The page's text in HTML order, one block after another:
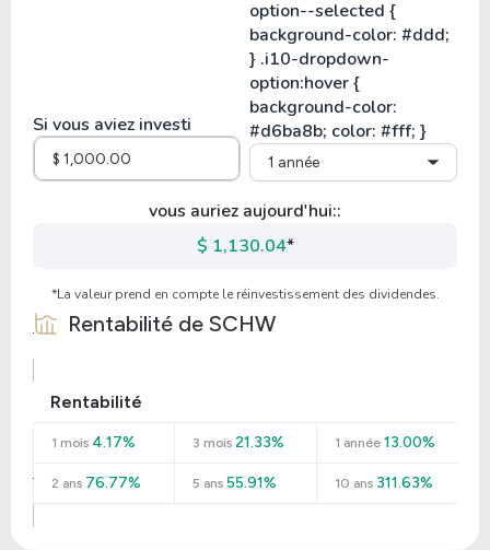
Si vous aviez investi
1 année
vous auriez aujourd'hui::
$ 1,130.04*
*La valeur prend en compte le réinvestissement des dividendes.
Rentabilité de SCHW
Rentabilité
1 mois 4.17% 3 mois 21.33% 1 année13.00%
2 ans 76.77% 5 ans 55.91% 10 ans311.63%